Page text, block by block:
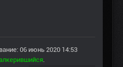
06 июнь 2020 14:53
.